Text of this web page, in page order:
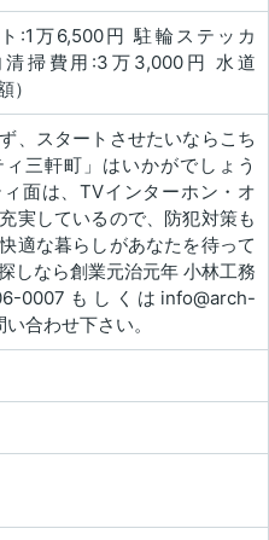
:1万6,500円 駐輪ステッカ
掃費用:3万3,000円 水道
）
、スタートさせたいならこち
三軒町」はいかがでしょう
面は、TVインターホン・オ
実しているので、防犯対策も
適な暮らしがあなたを待って
しなら創業元治元年 小林工務
0007もしくはinfo@arch-
合わせ下さい。